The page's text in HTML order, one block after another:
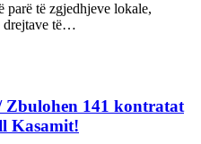
parë të zgjedhjeve lokale,
drejtave të…
141 kontratat
Kasamit!